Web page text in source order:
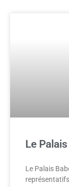
Le
Le Palais